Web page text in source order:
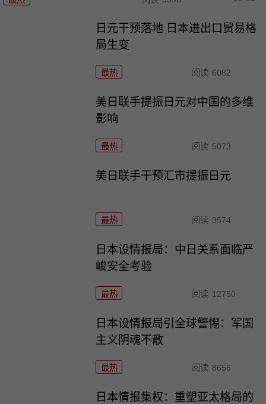
日元干预落地 日本进出口贸易格
局生变
最热 阅读 6082
美日联手提振日元对中国的多维
影响
最热 阅读 5073
美日联手干预汇市提振日元
最热 阅读 3574
日本设情报局：中日关系面临严
峻安全考验
最热 阅读 12750
日本设情报局引全球警惕：军国
主义阴魂不散
最热 阅读 8656
日本情报集权：重塑亚太格局的